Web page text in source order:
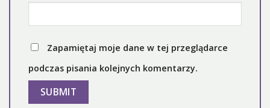
Zapamiętaj moje dane w tej przeglądarce
podczas pisania kolejnych komentarzy.